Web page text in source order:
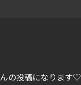
の投稿になります♡